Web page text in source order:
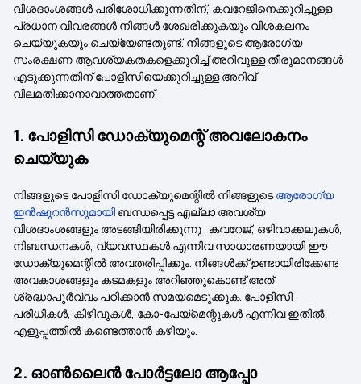
വിശദാംശങ്ങൾ പരിശോധിക്കുന്നതിന്, കവറേജിനെക്കുറിച്ചുള്ള
പ്രധാന വിവരങ്ങൾ നിങ്ങൾ ശേഖരിക്കുകയും വിശകലനം
ചെയ്യുകയും ചെയ്യേണ്ടതുണ്ട്. നിങ്ങളുടെ ആരോഗ്യ
സംരക്ഷണ ആവശ്യകതകളെക്കുറിച്ച് അറിവുള്ള തീരുമാനങ്ങൾ
എടുക്കുന്നതിന് പോളിസിയെക്കുറിച്ചുള്ള അറിവ്
വിലമതിക്കാനാവാത്തതാണ്.
1. പോളിസി ഡോക്യുമെന്റ് അവലോകനം
ചെയ്യുക
നിങ്ങളുടെ പോളിസി ഡോക്യുമെന്റിൽ നിങ്ങളുടെആരോഗ്യ
ഇൻഷുറൻസുമായി ബന്ധപ്പെട്ട എല്ലാ അവശ്യ
വിശദാംശങ്ങളും അടങ്ങിയിരിക്കുന്നു . കവറേജ്, ഒഴിവാക്കലുകൾ,
നിബന്ധനകൾ, വ്യവസ്ഥകൾ എന്നിവ സാധാരണയായി ഈ
ഡോക്യുമെന്റിൽ അവതരിപ്പിക്കും. നിങ്ങൾക്ക് ഉണ്ടായിരിക്കേണ്ട
അവകാശങ്ങളും കടമകളും അറിഞ്ഞുകൊണ്ട് അത്
ശ്രദ്ധാപൂർവ്വം പഠിക്കാൻ സമയമെടുക്കുക. പോളിസി
പരിധികൾ, കിഴിവുകൾ, കോ-പേയ്‌മെന്റുകൾ എന്നിവ ഇതിൽ
എളുപ്പത്തിൽ കണ്ടെത്താൻ കഴിയും.
2. ഓൺലൈൻ പോർട്ടലോ ആപ്പോ